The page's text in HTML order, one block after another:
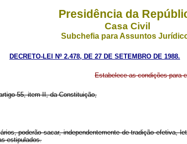
Presidência da
Casa Civil
Subchefia para Assuntos
DECRETO-LEI Nº 2.478, DE 27 DE SETEMBRO DE 1988.
Estabelece as condições para
55, item II, da Constituição,
poderão sacar, independentemente de tradição efetiva,
estipulados.